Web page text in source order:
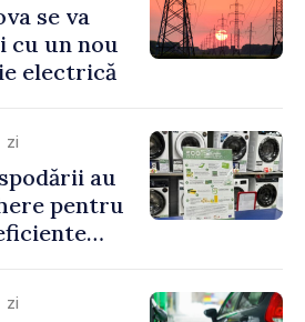
se va
cu un nou
electrică
zi
au
pentru
zi